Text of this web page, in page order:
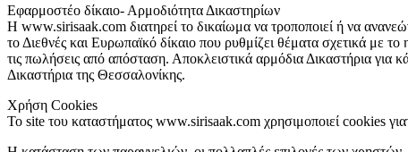
Εφαρμοστέο δίκαιο- Αρμοδιότητα Δικαστηρίων
Η www.sirisaak.com διατηρεί το δικαίωμα να τροποποιεί ή να
το Διεθνές και Ευρωπαϊκό δίκαιο που ρυθμίζει θέματα σχετικά με
τις πωλήσεις από απόσταση. Αποκλειστικά αρμόδια Δικαστήρια για
Δικαστήρια της Θεσσαλονίκης.
Χρήση Cookies
Το site του καταστήματος www.sirisaak.com χρησιμοποιεί cookies